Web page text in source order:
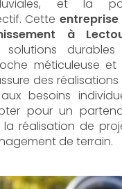
et la
Cette entreprise
à
méticuleuse et
des réalisations
besoins
pour un
réalisation de
de terrain.